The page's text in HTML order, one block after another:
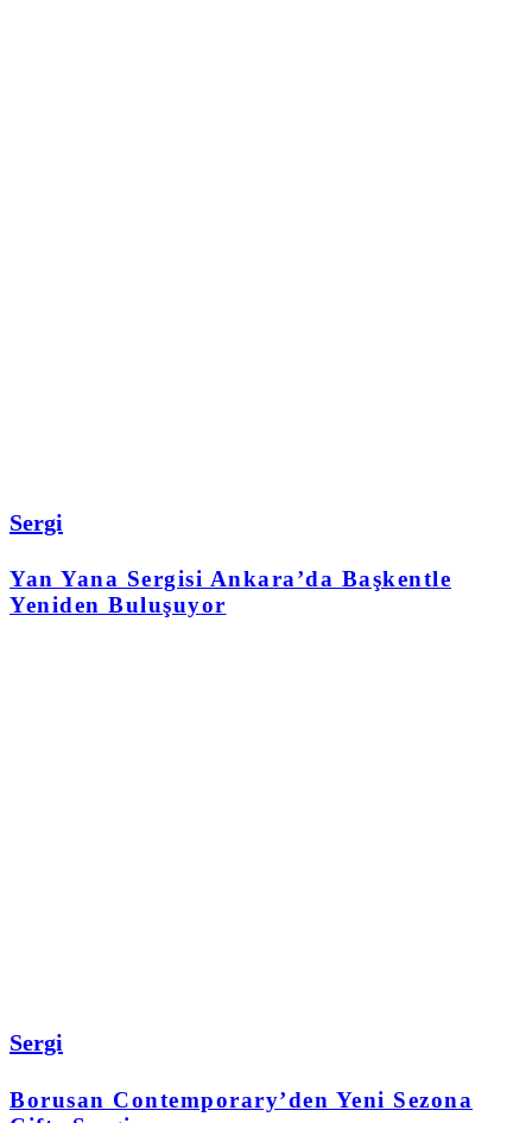
Sergi
Yan Yana Sergisi Ankara’da Başkentle
Yeniden Buluşuyor
Sergi
Borusan Contemporary’den Yeni Sezona